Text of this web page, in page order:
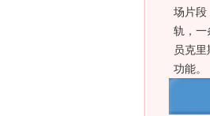
场片段
轨，一
员克
功能。